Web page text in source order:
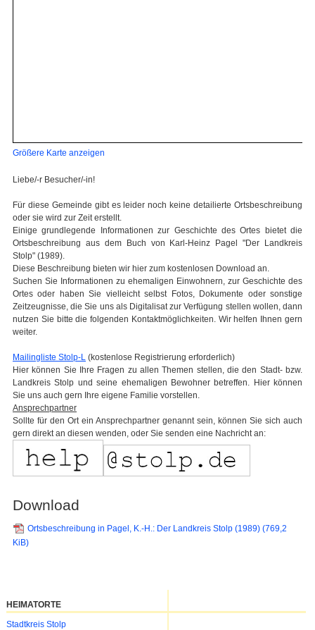
Größere Karte anzeigen
Liebe/-r Besucher/-in!
Für diese Gemeinde gibt es leider noch keine detailierte Ortsbeschreibung
oder sie wird zur Zeit erstellt.
Einige grundlegende Informationen zur Geschichte des Ortes bietet die
Ortsbeschreibung aus dem Buch von Karl-Heinz Pagel "Der Landkreis
Stolp" (1989).
Diese Beschreibung bieten wir hier zum kostenlosen Download an.
Suchen Sie Informationen zu ehemaligen Einwohnern, zur Geschichte des
Ortes oder haben Sie vielleicht selbst Fotos, Dokumente oder sonstige
Zeitzeugnisse, die Sie uns als Digitalisat zur Verfügung stellen wollen, dann
nutzen Sie bitte die folgenden Kontaktmöglichkeiten. Wir helfen Ihnen gern
weiter.
Mailingliste Stolp-L (kostenlose Registrierung erforderlich)
Hier können Sie Ihre Fragen zu allen Themen stellen, die den Stadt- bzw.
Landkreis Stolp und seine ehemaligen Bewohner betreffen. Hier können
Sie uns auch gern Ihre eigene Familie vorstellen.
Ansprechpartner
Sollte für den Ort ein Ansprechpartner genannt sein, können Sie sich auch
gern direkt an diesen wenden, oder Sie senden eine Nachricht an:
Download
Ortsbeschreibung in Pagel, K.-H.: Der Landkreis Stolp (1989) (769,2
KiB)
HEIMATORTE
Navigation
Stadtkreis Stolp